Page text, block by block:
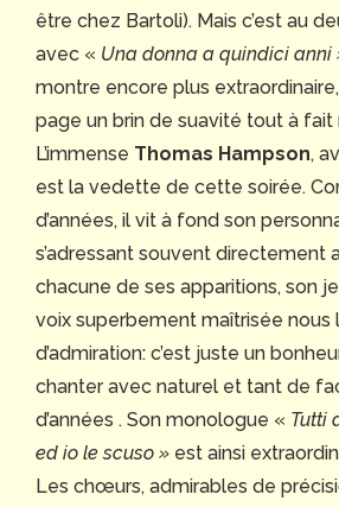
être chez Bartoli). Mais c’est au
avec « Una donna a quindici anni
montre encore plus
page un brin de suavité tout à fait
L’immense Thomas Hampson,
est la vedette de cette soirée.
d’années, il vit à fond son
s’adressant souvent directement
chacune de ses apparitions, son
voix superbement maîtrisée nous
d’admiration: c’est juste un
chanter avec naturel et tant de
d’années . Son monologue « Tutti
ed io le scuso » est ainsi
Les chœurs, admirables de